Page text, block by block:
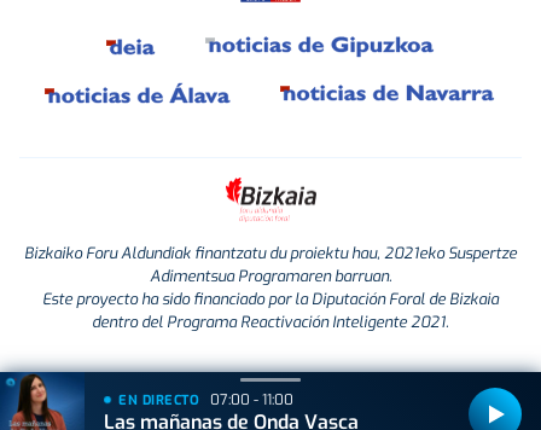
Bizkaiko Foru Aldundiak finantzatu du proiektu hau, 2021eko Suspertze
Adimentsua Programaren barruan.
Este proyecto ha sido financiado por la Diputación Foral de Bizkaia
dentro del Programa Reactivación Inteligente 2021.
EN DIRECTO 07:00 - 11:00
Las mañanas de Onda Vasca